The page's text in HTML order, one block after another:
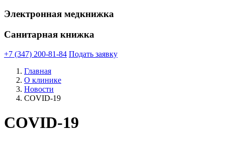
Электронная медкнижка
Санитарная книжка
+7 (347) 200-81-84 Подать заявку
Главная
О клинике
Новости
COVID-19
COVID-19